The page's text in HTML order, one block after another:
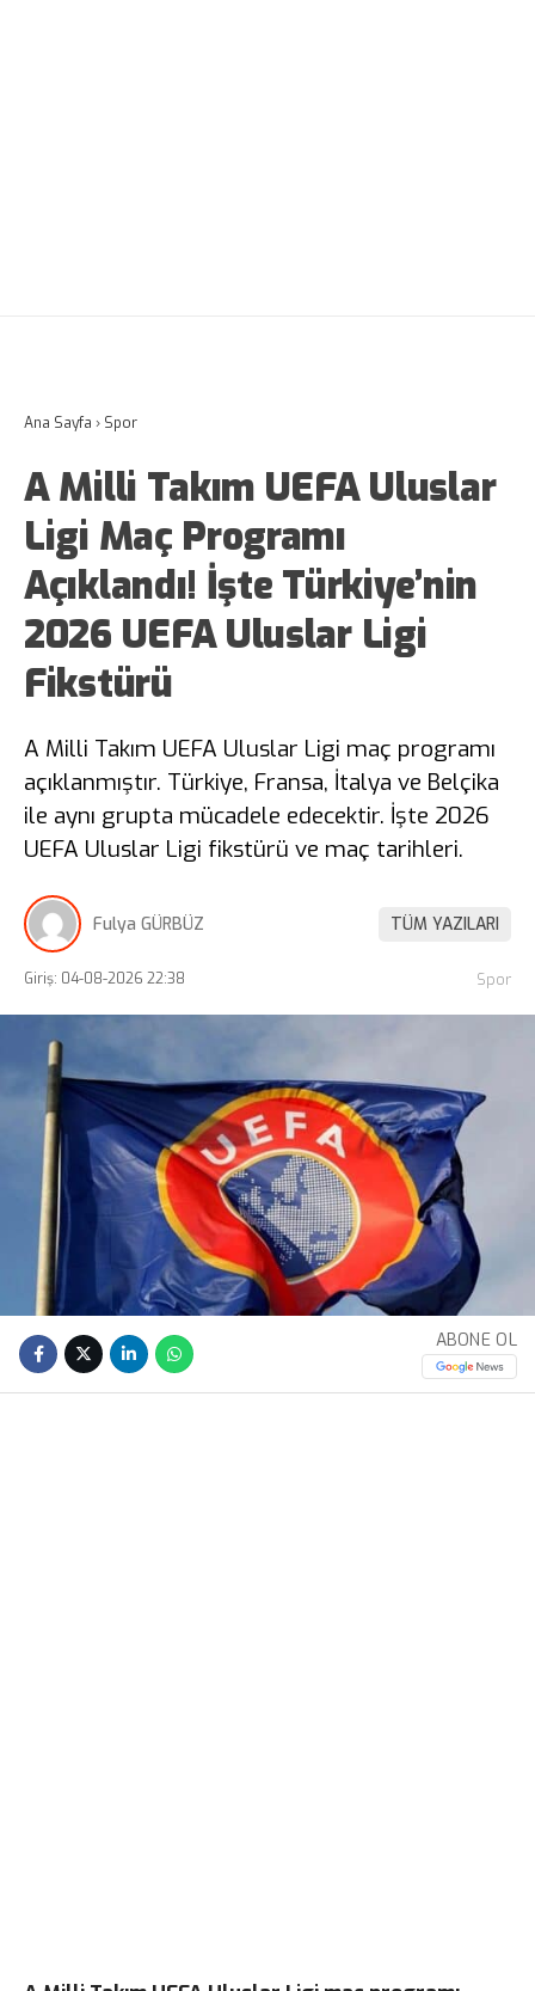
Ana Sayfa › Spor
A Milli Takım UEFA Uluslar
Ligi Maç Programı
Açıklandı! İşte Türkiye’nin
2026 UEFA Uluslar Ligi
Fikstürü
A Milli Takım UEFA Uluslar Ligi maç programı
açıklanmıştır. Türkiye, Fransa, İtalya ve Belçika
ile aynı grupta mücadele edecektir. İşte 2026
UEFA Uluslar Ligi fikstürü ve maç tarihleri.
Fulya GÜRBÜZ TÜM YAZILARI
Giriş: 04-08-2026 22:38 Spor
ABONE OL